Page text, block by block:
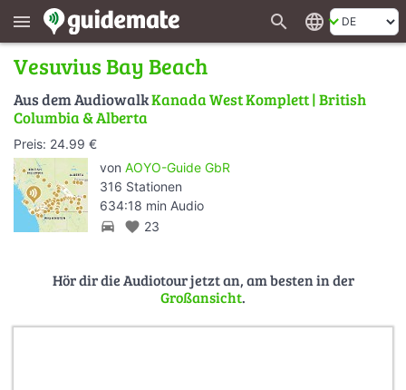
menu search language
Vesuvius Bay Beach
Aus dem AudiowalkKanada West Komplett | British
Columbia & Alberta
Preis: 24.99 €
von AOYO-Guide GbR
316 Stationen
634:18 min Audio
directions_car favorite 23
Hör dir die Audiotour jetzt an, am besten in der
Großansicht.